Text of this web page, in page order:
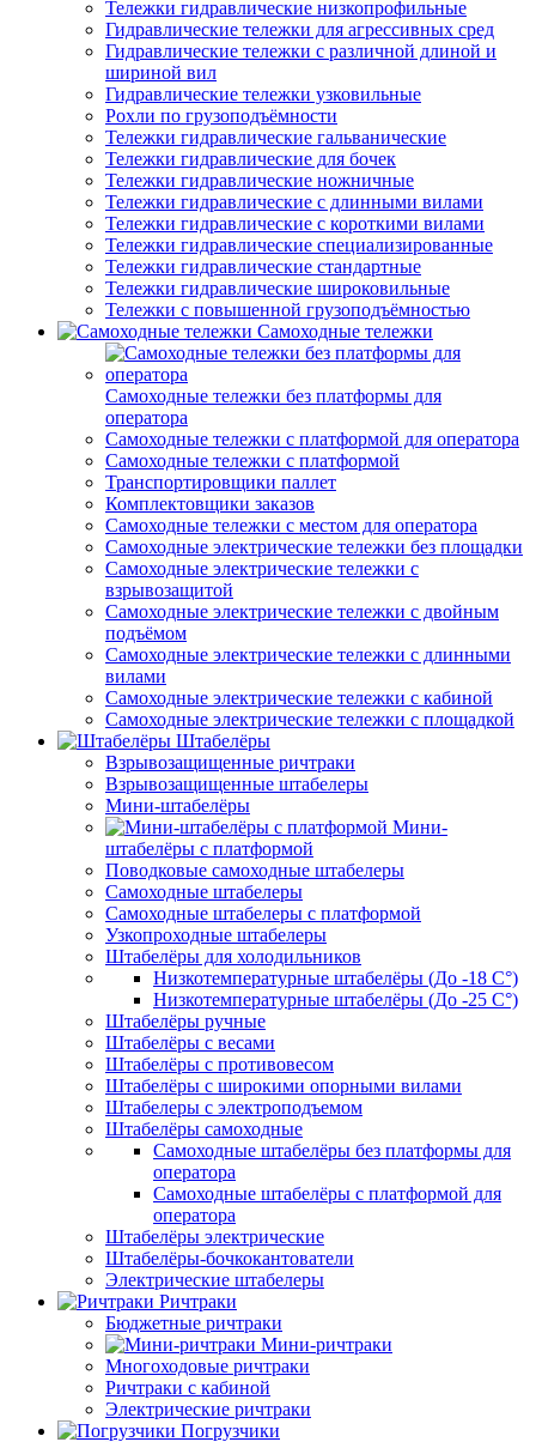
Тележки гидравлические низкопрофильные
Гидравлические тележки для агрессивных сред
Гидравлические тележки с различной длиной и
шириной вил
Гидравлические тележки узковильные
Рохли по грузоподъёмности
Тележки гидравлические гальванические
Тележки гидравлические для бочек
Тележки гидравлические ножничные
Тележки гидравлические с длинными вилами
Тележки гидравлические с короткими вилами
Тележки гидравлические специализированные
Тележки гидравлические стандартные
Тележки гидравлические широковильные
Тележки с повышенной грузоподъёмностью
Самоходные тележки
Самоходные тележки без платформы для
оператора
Самоходные тележки с платформой для оператора
Самоходные тележки с платформой
Транспортировщики паллет
Комплектовщики заказов
Самоходные тележки с местом для оператора
Самоходные электрические тележки без площадки
Самоходные электрические тележки с
взрывозащитой
Самоходные электрические тележки с двойным
подъёмом
Самоходные электрические тележки с длинными
вилами
Самоходные электрические тележки с кабиной
Самоходные электрические тележки с площадкой
Штабелёры
Взрывозащищенные ричтраки
Взрывозащищенные штабелеры
Мини-штабелёры
Мини-
штабелёры с платформой
Поводковые самоходные штабелеры
Самоходные штабелеры
Самоходные штабелеры с платформой
Узкопроходные штабелеры
Штабелёры для холодильников
Низкотемпературные штабелёры (До -18 C°)
Низкотемпературные штабелёры (До -25 C°)
Штабелёры ручные
Штабелёры с весами
Штабелёры с противовесом
Штабелёры с широкими опорными вилами
Штабелеры с электроподъемом
Штабелёры самоходные
Самоходные штабелёры без платформы для
оператора
Самоходные штабелёры с платформой для
оператора
Штабелёры электрические
Штабелёры-бочкокантователи
Электрические штабелеры
Ричтраки
Бюджетные ричтраки
Мини-ричтраки
Многоходовые ричтраки
Ричтраки с кабиной
Электрические ричтраки
Погрузчики